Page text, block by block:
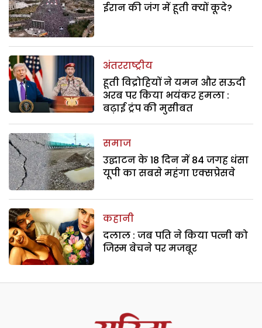
ईरान की जंग में हूती क्यों कूदे?
अंतरराष्ट्रीय
हूती विद्रोहियों ने यमन और सऊदी
अरब पर किया भयंकर हमला :
बढ़ाई ट्रंप की मुसीबत
समाज
उद्घाटन के 18 दिन में 84 जगह धंसा
यूपी का सबसे महंगा एक्सप्रेसवे
कहानी
दलाल : जब पति ने किया पत्नी को
जिस्म बेचने पर मजबूर